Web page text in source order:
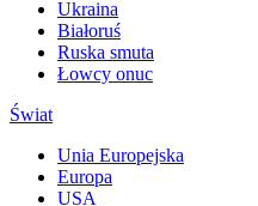
Ukraina
Białoruś
Ruska smuta
Łowcy onuc
Świat
Unia Europejska
Europa
USA